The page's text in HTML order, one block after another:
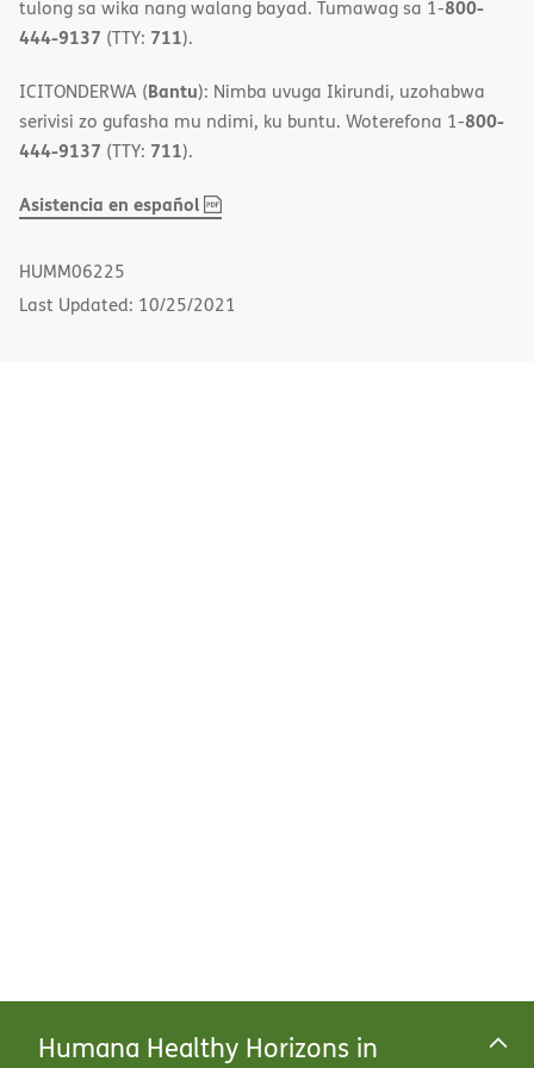
Humana Healthy Horizons in
tulong sa wika nang walang bayad. Tumawag sa 1-800-
444-9137 (TTY: 711).
ICITONDERWA (Bantu): Nimba uvuga Ikirundi, uzohabwa
serivisi zo gufasha mu ndimi, ku buntu. Woterefona 1-800-
444-9137 (TTY: 711).
Asistencia en español,
(opens
HUMM06225
Last Updated: 10/25/2021